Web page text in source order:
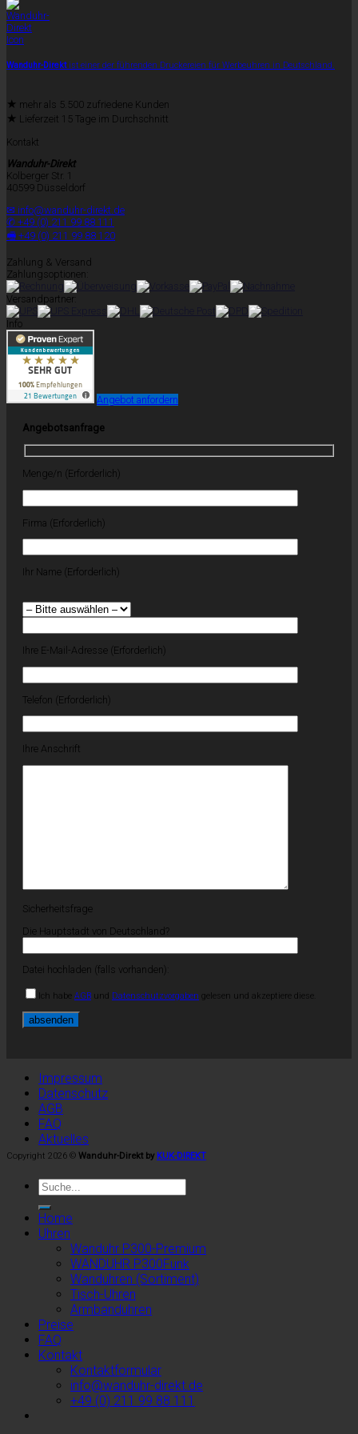
Wanduhr-Direktist einer der führenden Druckereien für Werbeuhren in Deutschland.
★ mehr als 5.500 zufriedene Kunden
★ Lieferzeit 15 Tage im Durchschnitt
Kontakt
Wanduhr-Direkt
Kolberger Str. 1
40599 Düsseldorf
✉ info@wanduhr-direkt.de
✆ +49 (0) 211 99 88 111
🖷 +49 (0) 211 99 88 120
Zahlung & Versand
Zahlungsoptionen:
Versandpartner:
Info
Angebot anfordern
Angebotsanfrage
Menge/n (Erforderlich)
Firma (Erforderlich)
Ihr Name (Erforderlich)
Ihre E-Mail-Adresse (Erforderlich)
Telefon (Erforderlich)
Ihre Anschrift
Sicherheitsfrage
Die Hauptstadt von Deutschland?
Datei hochladen (falls vorhanden):
Ich habe AGB und Datenschutzvorgaben gelesen und akzeptiere diese.
Impressum
Datenschutz
AGB
FAQ
Aktuelles
Copyright 2026 © Wanduhr-Direkt by KUK-DIREKT
Home
Uhren
Wanduhr P300-Premium
WANDUHR P300Funk
Wanduhren (Sortiment)
Tisch-Uhren
Armbanduhren
Preise
FAQ
Kontakt
Kontaktformular
info@wanduhr-direkt.de
+49 (0) 211 99 88 111